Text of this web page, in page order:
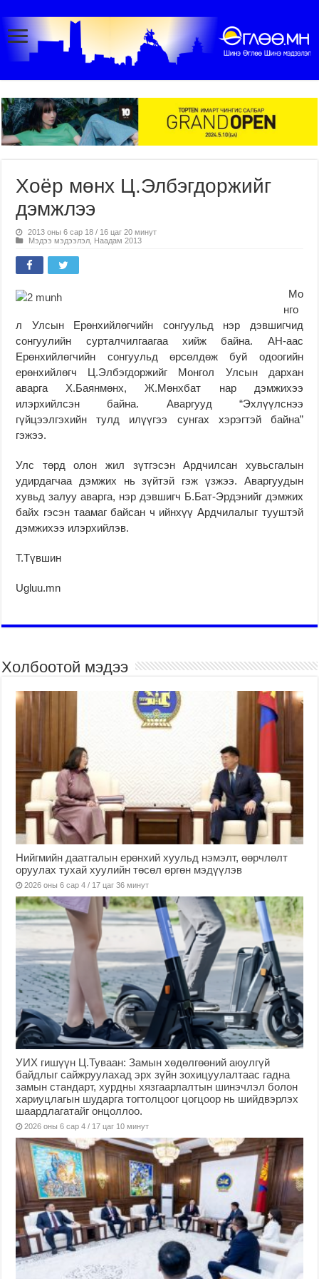
Хоёр мөнх Ц.Элбэгдоржийг
дэмжлээ
2013 оны 6 сар 18 / 16 цаг 20 минут
Мэдээ мэдээлэл Наадам 2013
Мо
нго
л Улсын Ерөнхийлөгчийн сонгуульд нэр дэвшигчид
сонгуулийн сурталчилгаагаа хийж байна. АН-аас
Ерөнхийлөгчийн сонгуульд өрсөлдөж буй одоогийн
ерөнхийлөгч Ц.Элбэгдоржийг Монгол Улсын дархан
аварга Х.Баянмөнх, Ж.Мөнхбат нар дэмжихээ
илэрхийлсэн байна. Аваргууд “Эхлүүлснээ
гүйцээлгэхийн тулд илүүгээ сунгах хэрэгтэй байна”
гэжээ.
Улс төрд олон жил зүтгэсэн Ардчилсан хувьсгалын
удирдагчаа дэмжих нь зүйтэй гэж үзжээ. Аваргуудын
хувьд залуу аварга, нэр дэвшигч Б.Бат-Эрдэнийг дэмжих
байх гэсэн таамаг байсан ч ийнхүү Ардчилалыг тууштэй
дэмжихээ илэрхийлэв.
Т.Түвшин
Ugluu.mn
Холбоотой мэдээ
Нийгмийн даатгалын ерөнхий хуульд нэмэлт, өөрчлөлт
оруулах тухай хуулийн төсөл өргөн мэдүүлэв
2026 оны 6 сар 4 / 17 цаг 36 минут
УИХ гишүүн Ц.Туваан: Замын хөдөлгөөний аюулгүй
байдлыг сайжруулахад эрх зүйн зохицуулалтаас гадна
замын стандарт, хурдны хязгаарлалтын шинэчлэл болон
хариуцлагын шударга тогтолцоог цогцоор нь шийдвэрлэх
шаардлагатайг онцоллоо.
2026 оны 6 сар 4 / 17 цаг 10 минут